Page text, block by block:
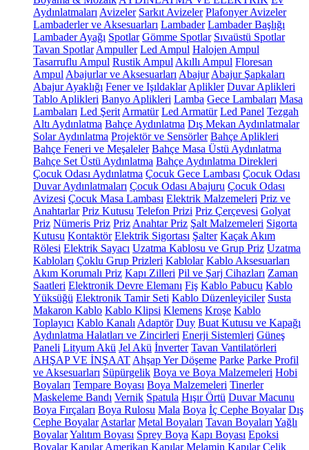
Aydınlatmaları Avizeler Sarkıt Avizeler Plafonyer Avizeler
Lambaderler ve Aksesuarları Lambader Lambader Başlığı
Lambader Ayağı Spotlar Gömme Spotlar Sıvaüstü Spotlar
Tavan Spotlar Ampuller Led Ampul Halojen Ampul
Tasarruflu Ampul Rustik Ampul Akıllı Ampul Floresan
Ampul Abajurlar ve Aksesuarları Abajur Abajur Şapkaları
Abajur Ayaklığı Fener ve Işıldaklar Aplikler Duvar Aplikleri
Tablo Aplikleri Banyo Aplikleri Lamba Gece Lambaları Masa
Lambaları Led Şerit Armatür Led Armatür Led Panel Tezgah
Altı Aydınlatma Bahçe Aydınlatma Dış Mekan Aydınlatmalar
Solar Aydınlatma Projektör ve Sensörler Bahçe Aplikleri
Bahçe Feneri ve Meşaleler Bahçe Masa Üstü Aydınlatma
Bahçe Set Üstü Aydınlatma Bahçe Aydınlatma Direkleri
Çocuk Odası Aydınlatma Çocuk Gece Lambası Çocuk Odası
Duvar Aydınlatmaları Çocuk Odası Abajuru Çocuk Odası
Avizesi Çocuk Masa Lambası Elektrik Malzemeleri Priz ve
Anahtarlar Priz Kutusu Telefon Prizi Priz Çerçevesi Golyat
Priz Nümeris Priz Priz Anahtar Priz Şalt Malzemeleri Sigorta
Kutusu Kontaktör Elektrik Sigortası Şalter Kaçak Akım
Rölesi Elektrik Sayacı Uzatma Kablosu ve Grup Priz Uzatma
Kabloları Çoklu Grup Prizleri Kablolar Kablo Aksesuarları
Akım Korumalı Priz Kapı Zilleri Pil ve Şarj Cihazları Zaman
Saatleri Elektronik Devre Elemanı Fiş Kablo Pabucu Kablo
Yüksüğü Elektronik Tamir Seti Kablo Düzenleyiciler Susta
Makaron Kablo Kablo Klipsi Klemens Kroşe Kablo
Toplayıcı Kablo Kanalı Adaptör Duy Buat Kutusu ve Kapağı
Aydınlatma Halatları ve Zincirleri Enerji Sistemleri Güneş
Paneli Lityum Akü Jel Akü İnverter Tavan Vantilatörleri
AHŞAP VE İNŞAAT Ahşap Yer Döşeme Parke Parke Profil
ve Aksesuarları Süpürgelik Boya ve Boya Malzemeleri Hobi
Boyaları Tempare Boyası Boya Malzemeleri Tinerler
Maskeleme Bandı Vernik Spatula Hışır Örtü Duvar Macunu
Boya Fırçaları Boya Rulosu Mala Boya İç Cephe Boyalar Dış
Cephe Boyalar Astarlar Metal Boyaları Tavan Boyaları Yağlı
BoyalarYalıtım Boyası Sprey Boya Kapı Boyası Epoksi
Boyalar Kapılar Amerikan Kapılar Melamin Kapılar Çelik